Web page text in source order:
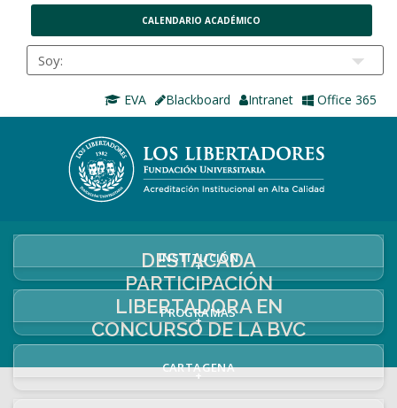
CALENDARIO ACADÉMICO
EVA Blackboard Intranet Office 365
INSTITUCIÓN
+
PROGRAMAS
+
CARTAGENA
+
DESTACADA
PARTICIPACIÓN
LIBERTADORA EN
CONCURSO DE LA BVC